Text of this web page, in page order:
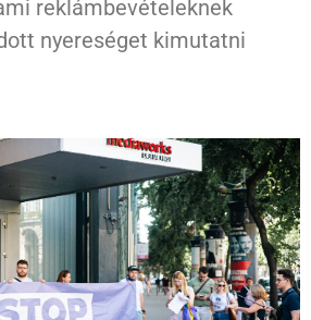
reklámbevételeknek
nyereséget kimutatni